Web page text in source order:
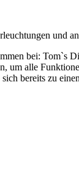
und
bei: Tom`s
um alle
bereits zu